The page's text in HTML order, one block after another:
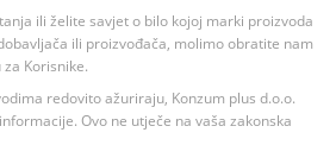
ili želite savjet o bilo kojoj marki proizvoda
ili proizvođača, molimo obratite nam
Korisnike.
redovito ažuriraju, Konzum plus d.o.o.
Ovo ne utječe na vaša zakonska